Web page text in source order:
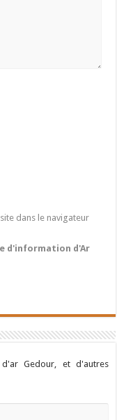
dans le navigateur
d'information d'Ar
Gedour, et d'autres